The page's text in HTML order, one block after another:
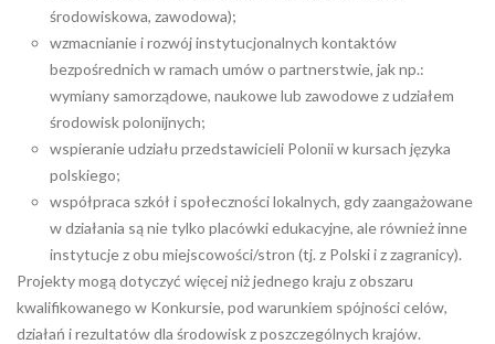
środowiskowa, zawodowa);
wzmacnianie i rozwój instytucjonalnych kontaktów
bezpośrednich w ramach umów o partnerstwie, jak np.:
wymiany samorządowe, naukowe lub zawodowe z udziałem
środowisk polonijnych;
wspieranie udziału przedstawicieli Polonii w kursach języka
polskiego;
współpraca szkół i społeczności lokalnych, gdy zaangażowane
w działania są nie tylko placówki edukacyjne, ale również inne
instytucje z obu miejscowości/stron (tj. z Polski i z zagranicy).
Projekty mogą dotyczyć więcej niż jednego kraju z obszaru
kwalifikowanego w Konkursie, pod warunkiem spójności celów,
działań i rezultatów dla środowisk z poszczególnych krajów.